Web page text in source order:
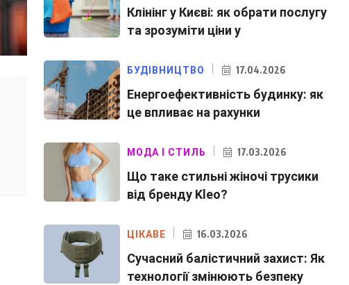
Клінінг у Києві: як обрати послугу
та зрозуміти ціни у
БУДІВНИЦТВО 17.04.2026
Енергоефективність будинку: як
це впливає на рахунки
МОДА І СТИЛЬ 17.03.2026
Що таке стильні жіночі трусики
від бренду Kleo?
ЦІКАВЕ 16.03.2026
Сучасний балістичний захист: Як
технології змінюють безпеку